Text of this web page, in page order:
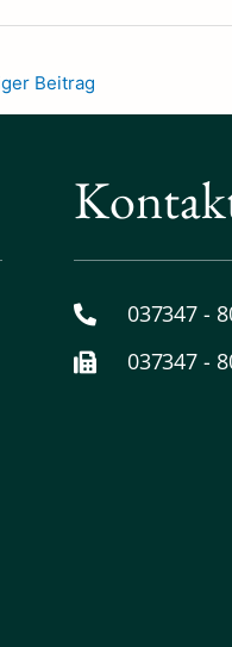
Beitrag
037347 -
037347 -